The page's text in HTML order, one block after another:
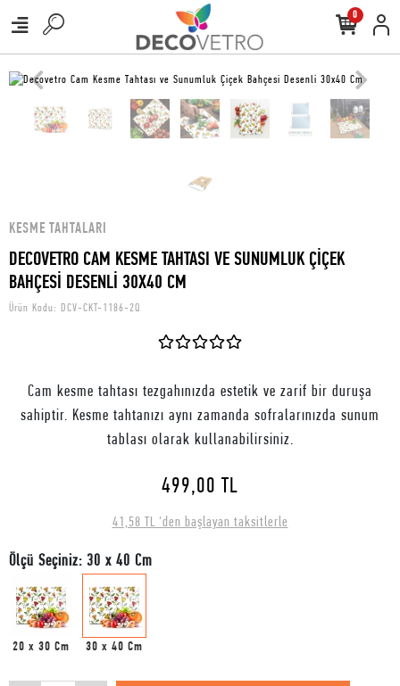
0
KESME TAHTALARI
DECOVETRO CAM KESME TAHTASI VE SUNUMLUK ÇİÇEK
BAHÇESİ DESENLİ 30X40 CM
Ürün Kodu: DCV-CKT-1186-2Q
Cam kesme tahtası tezgahınızda estetik ve zarif bir duruşa
sahiptir. Kesme tahtanızı aynı zamanda sofralarınızda sunum
tablası olarak kullanabilirsiniz.
499,00 TL
41,58 TL 'den başlayan taksitlerle
Ölçü Seçiniz: 30 x 40 Cm
20 x 30 Cm 30 x 40 Cm